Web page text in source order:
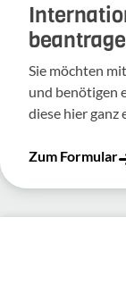
Sie möchten
und benö­tigen
diese hier ganz
Zum Formular